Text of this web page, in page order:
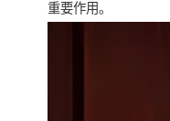
重要作用。